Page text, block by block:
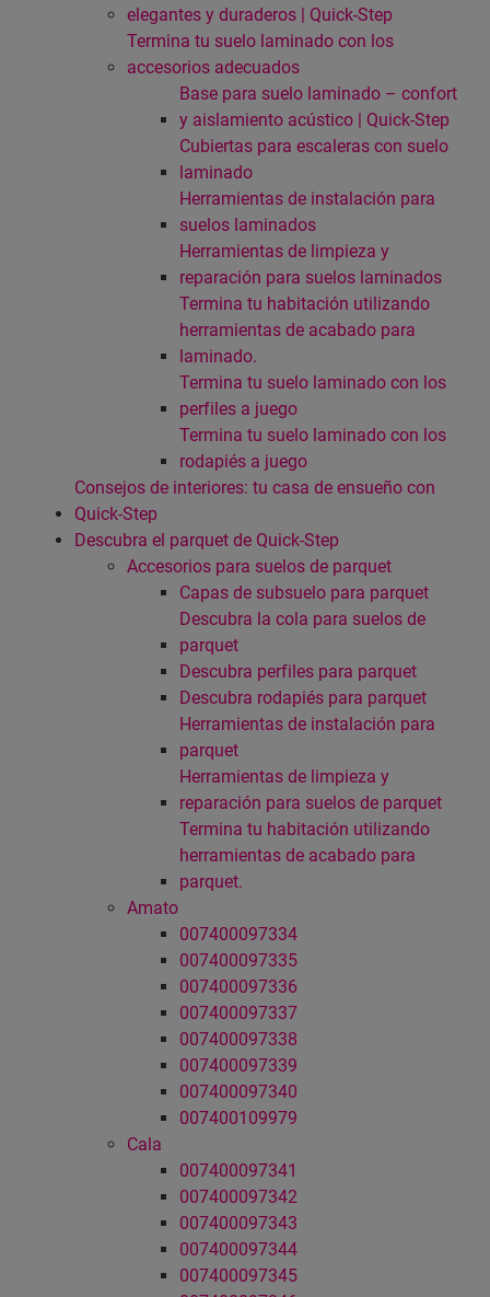
elegantes y duraderos | Quick-Step
Termina tu suelo laminado con los
accesorios adecuados
Base para suelo laminado – confort
y aislamiento acústico | Quick-Step
Cubiertas para escaleras con suelo
laminado
Herramientas de instalación para
suelos laminados
Herramientas de limpieza y
reparación para suelos laminados
Termina tu habitación utilizando
herramientas de acabado para
laminado.
Termina tu suelo laminado con los
perfiles a juego
Termina tu suelo laminado con los
rodapiés a juego
Consejos de interiores: tu casa de ensueño con
Quick-Step
Descubra el parquet de Quick-Step
Accesorios para suelos de parquet
Capas de subsuelo para parquet
Descubra la cola para suelos de
parquet
Descubra perfiles para parquet
Descubra rodapiés para parquet
Herramientas de instalación para
parquet
Herramientas de limpieza y
reparación para suelos de parquet
Termina tu habitación utilizando
herramientas de acabado para
parquet.
Amato
007400097334
007400097335
007400097336
007400097337
007400097338
007400097339
007400097340
007400109979
Cala
007400097341
007400097342
007400097343
007400097344
007400097345